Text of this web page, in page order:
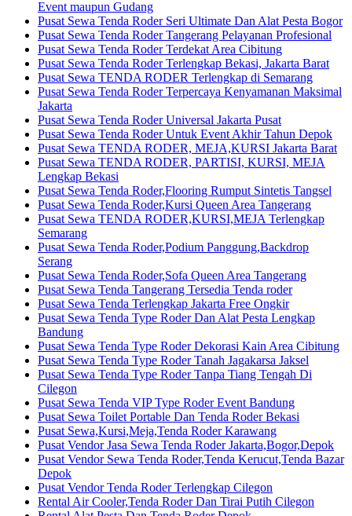
Event maupun Gudang
Pusat Sewa Tenda Roder Seri Ultimate Dan Alat Pesta Bogor
Pusat Sewa Tenda Roder Tangerang Pelayanan Profesional
Pusat Sewa Tenda Roder Terdekat Area Cibitung
Pusat Sewa Tenda Roder Terlengkap Bekasi, Jakarta Barat
Pusat Sewa TENDA RODER Terlengkap di Semarang
Pusat Sewa Tenda Roder Terpercaya Kenyamanan Maksimal
Jakarta
Pusat Sewa Tenda Roder Universal Jakarta Pusat
Pusat Sewa Tenda Roder Untuk Event Akhir Tahun Depok
Pusat Sewa TENDA RODER, MEJA,KURSI Jakarta Barat
Pusat Sewa TENDA RODER, PARTISI, KURSI, MEJA
Lengkap Bekasi
Pusat Sewa Tenda Roder,Flooring Rumput Sintetis Tangsel
Pusat Sewa Tenda Roder,Kursi Queen Area Tangerang
Pusat Sewa TENDA RODER,KURSI,MEJA Terlengkap
Semarang
Pusat Sewa Tenda Roder,Podium Panggung,Backdrop
Serang
Pusat Sewa Tenda Roder,Sofa Queen Area Tangerang
Pusat Sewa Tenda Tangerang Tersedia Tenda roder
Pusat Sewa Tenda Terlengkap Jakarta Free Ongkir
Pusat Sewa Tenda Type Roder Dan Alat Pesta Lengkap
Bandung
Pusat Sewa Tenda Type Roder Dekorasi Kain Area Cibitung
Pusat Sewa Tenda Type Roder Tanah Jagakarsa Jaksel
Pusat Sewa Tenda Type Roder Tanpa Tiang Tengah Di
Cilegon
Pusat Sewa Tenda VIP Type Roder Event Bandung
Pusat Sewa Toilet Portable Dan Tenda Roder Bekasi
Pusat Sewa,Kursi,Meja,Tenda Roder Karawang
Pusat Vendor Jasa Sewa Tenda Roder Jakarta,Bogor,Depok
Pusat Vendor Sewa Tenda Roder,Tenda Kerucut,Tenda Bazar
Depok
Pusat Vendor Tenda Roder Terlengkap Cilegon
Rental Air Cooler,Tenda Roder Dan Tirai Putih Cilegon